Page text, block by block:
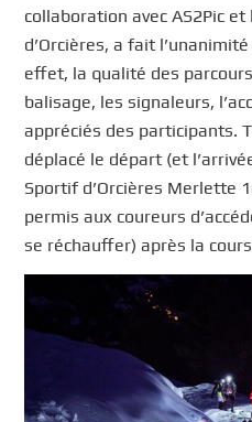
collaboration avec AS2Pic et
d’Orcières, a fait
effet, la qualité des
balisage, les signaleurs,
appréciés des participants.
déplacé le départ (et
Sportif d’Orcières Merlette
permis aux coureurs
se réchauffer) après la